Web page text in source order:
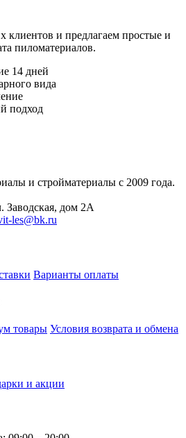
и предлагаем простые и
пиломатериалов.
14 дней
вида
подход
и стройматериалы с 2009 года.
дом 2А
les@bk.ru
Варианты оплаты
товары Условия возврата и обмена
и акции